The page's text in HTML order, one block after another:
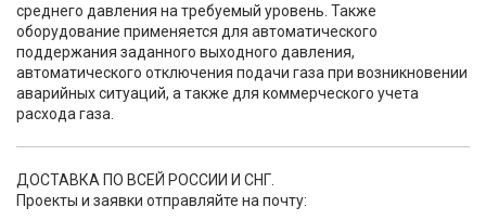
среднего давления на требуемый уровень. Также
оборудование применяется для автоматического
поддержания заданного выходного давления,
автоматического отключения подачи газа при возникновении
аварийных ситуаций, а также для коммерческого учета
расхода газа.
ДОСТАВКА ПО ВСЕЙ РОССИИ И СНГ.
Проекты и заявки отправляйте на почту: